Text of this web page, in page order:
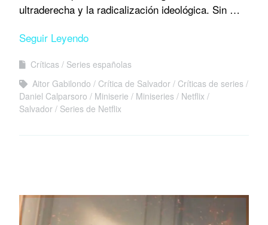
ultraderecha y la radicalización ideológica. Sin …
Seguir Leyendo
Críticas
Series españolas
Aitor Gabilondo
Crítica de Salvador
Críticas de series
Daniel Calparsoro
Miniserie Miniseries
Netflix
Salvador
Series de Netflix